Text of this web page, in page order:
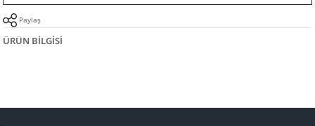
Paylaş
ÜRÜN BILGISI